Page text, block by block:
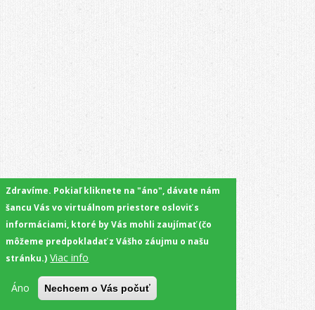
Zdravíme. Pokiaľ kliknete na "áno", dávate nám
šancu Vás vo virtuálnom priestore osloviť s
informáciami, ktoré by Vás mohli zaujímať (čo
môžeme predpokladať z Vášho záujmu o našu
stránku.) Viac info
Áno Nechcem o Vás počuť